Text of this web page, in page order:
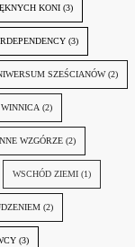
KONI (3)
(3)
SZEŚCIANÓW (2)
(2)
WZGÓRZE (2)
WSCHÓD ZIEMI (1)
(2)
(3)